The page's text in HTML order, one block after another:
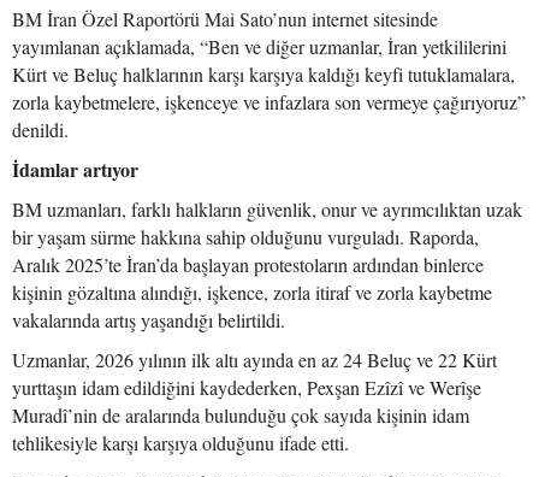
BM İran Özel Raportörü Mai Sato’nun internet sitesinde
yayımlanan açıklamada, “Ben ve diğer uzmanlar, İran yetkililerini
Kürt ve Beluç halklarının karşı karşıya kaldığı keyfi tutuklamalara,
zorla kaybetmelere, işkenceye ve infazlara son vermeye çağırıyoruz”
denildi.
İdamlar artıyor
BM uzmanları, farklı halkların güvenlik, onur ve ayrımcılıktan uzak
bir yaşam sürme hakkına sahip olduğunu vurguladı. Raporda,
Aralık 2025’te İran’da başlayan protestoların ardından binlerce
kişinin gözaltına alındığı, işkence, zorla itiraf ve zorla kaybetme
vakalarında artış yaşandığı belirtildi.
Uzmanlar, 2026 yılının ilk altı ayında en az 24 Beluç ve 22 Kürt
yurttaşın idam edildiğini kaydederken, Pexşan Ezîzî ve Werîşe
Muradî’nin de aralarında bulunduğu çok sayıda kişinin idam
tehlikesiyle karşı karşıya olduğunu ifade etti.